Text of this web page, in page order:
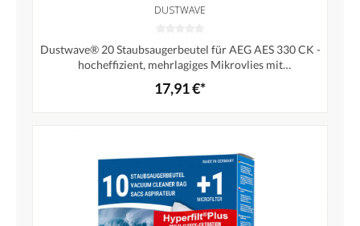
DUSTWAVE
Dustwave® 20 Staubsaugerbeutel für AEG AES 330 CK -
hocheffizient, mehrlagiges Mikrovlies mit
Hygieneverschluss - Made in Germany
17,91 €*